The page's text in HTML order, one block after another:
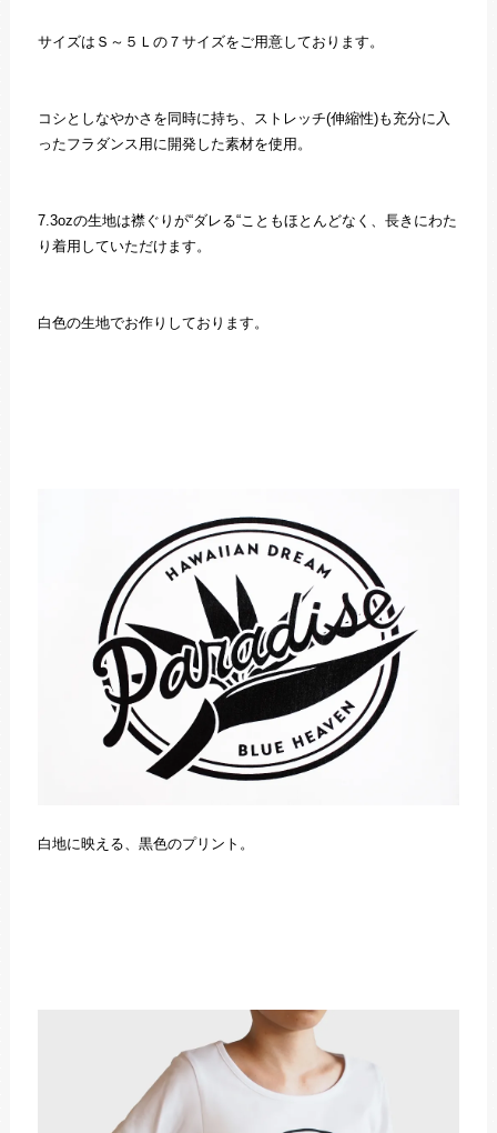
サイズはＳ～５Ｌの７サイズをご用意しております。
コシとしなやかさを同時に持ち、ストレッチ(伸縮性)も充分に入
ったフラダンス用に開発した素材を使用。
7.3ozの生地は襟ぐりが“ダレる“こともほとんどなく、長きにわた
り着用していただけます。
白色の生地でお作りしております。
白地に映える、黒色のプリント。